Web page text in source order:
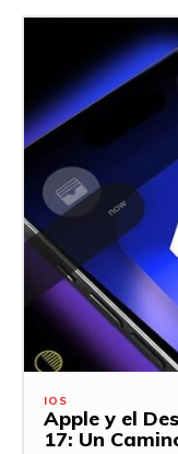
IOS
Apple y el
17: Un